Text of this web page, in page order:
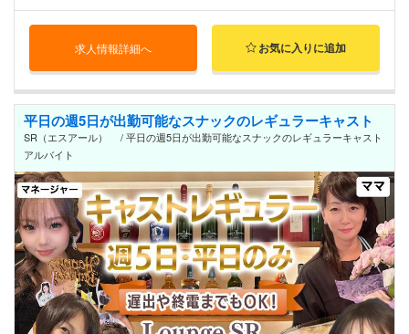
求人情報詳細へ お気に入りに追加
平日の週5日が出勤可能なスナックのレギュラーキャスト
SR（エスアール） / 平日の週5日が出勤可能なスナックのレギュラーキャスト
アルバイト